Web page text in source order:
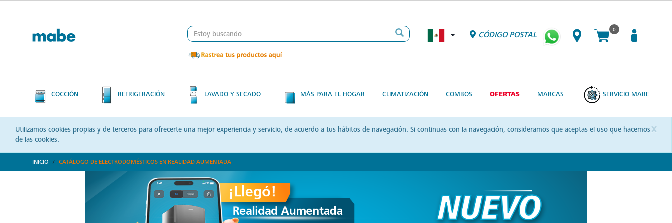
CÓDIGO POSTAL
0
COCCIÓN REFRIGERACIÓN LAVADO Y SECADO MÁS PARA EL HOGAR CLIMATIZACIÓN COMBOS OFERTAS MARCAS SERVICIO MABE
x
Utilizamos cookies propias y de terceros para ofrecerte una mejor experiencia y servicio, de acuerdo a tus hábitos de navegación. Si continuas con la navegación, consideramos que aceptas el uso que hacemos
de las cookies.
INICIO CATÁLOGO DE ELECTRODOMÉSTICOS EN REALIDAD AUMENTADA